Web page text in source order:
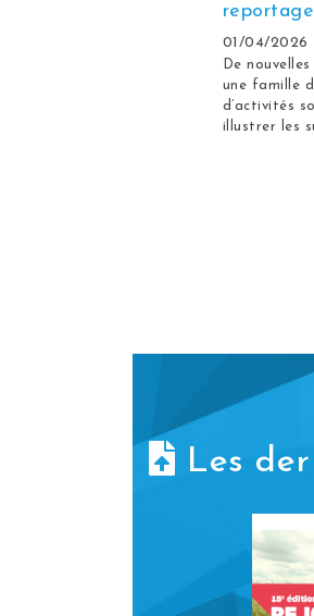
01/04/2026
De
une famille
d’activités
illustrer les
Les